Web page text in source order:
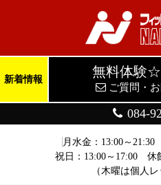
月水金：13:00～
祝日：13:00～17:00 休
（木曜は個人
084-
新着情報
無料体験☆
ご質問・